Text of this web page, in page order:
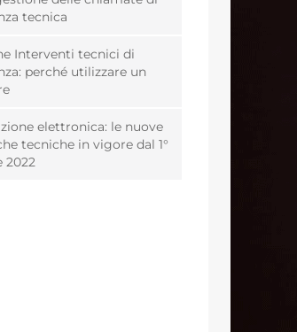
tecnica
Interventi tecnici di
perché utilizzare un
elettronica: le nuove
tecniche in vigore dal 1°
2022